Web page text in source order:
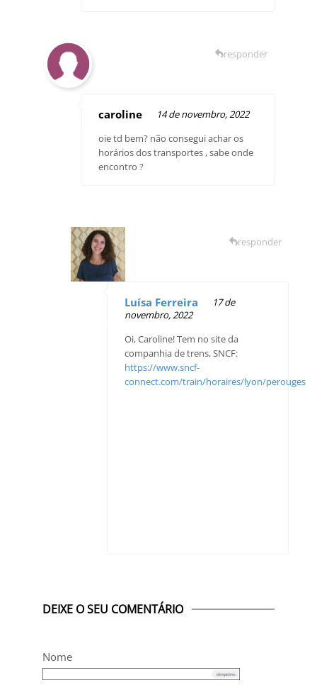
caroline
14 de novembro, 2022
oie td bem? não consegui achar os
horários dos transportes , sabe onde
encontro ?
responder
Luísa Ferreira
17 de
novembro, 2022
Oi, Caroline! Tem no site da
companhia de trens, SNCF:
https://www.sncf-
connect.com/train/horaires/lyon/perouges
responder
DEIXE O SEU COMENTÁRIO
Nome